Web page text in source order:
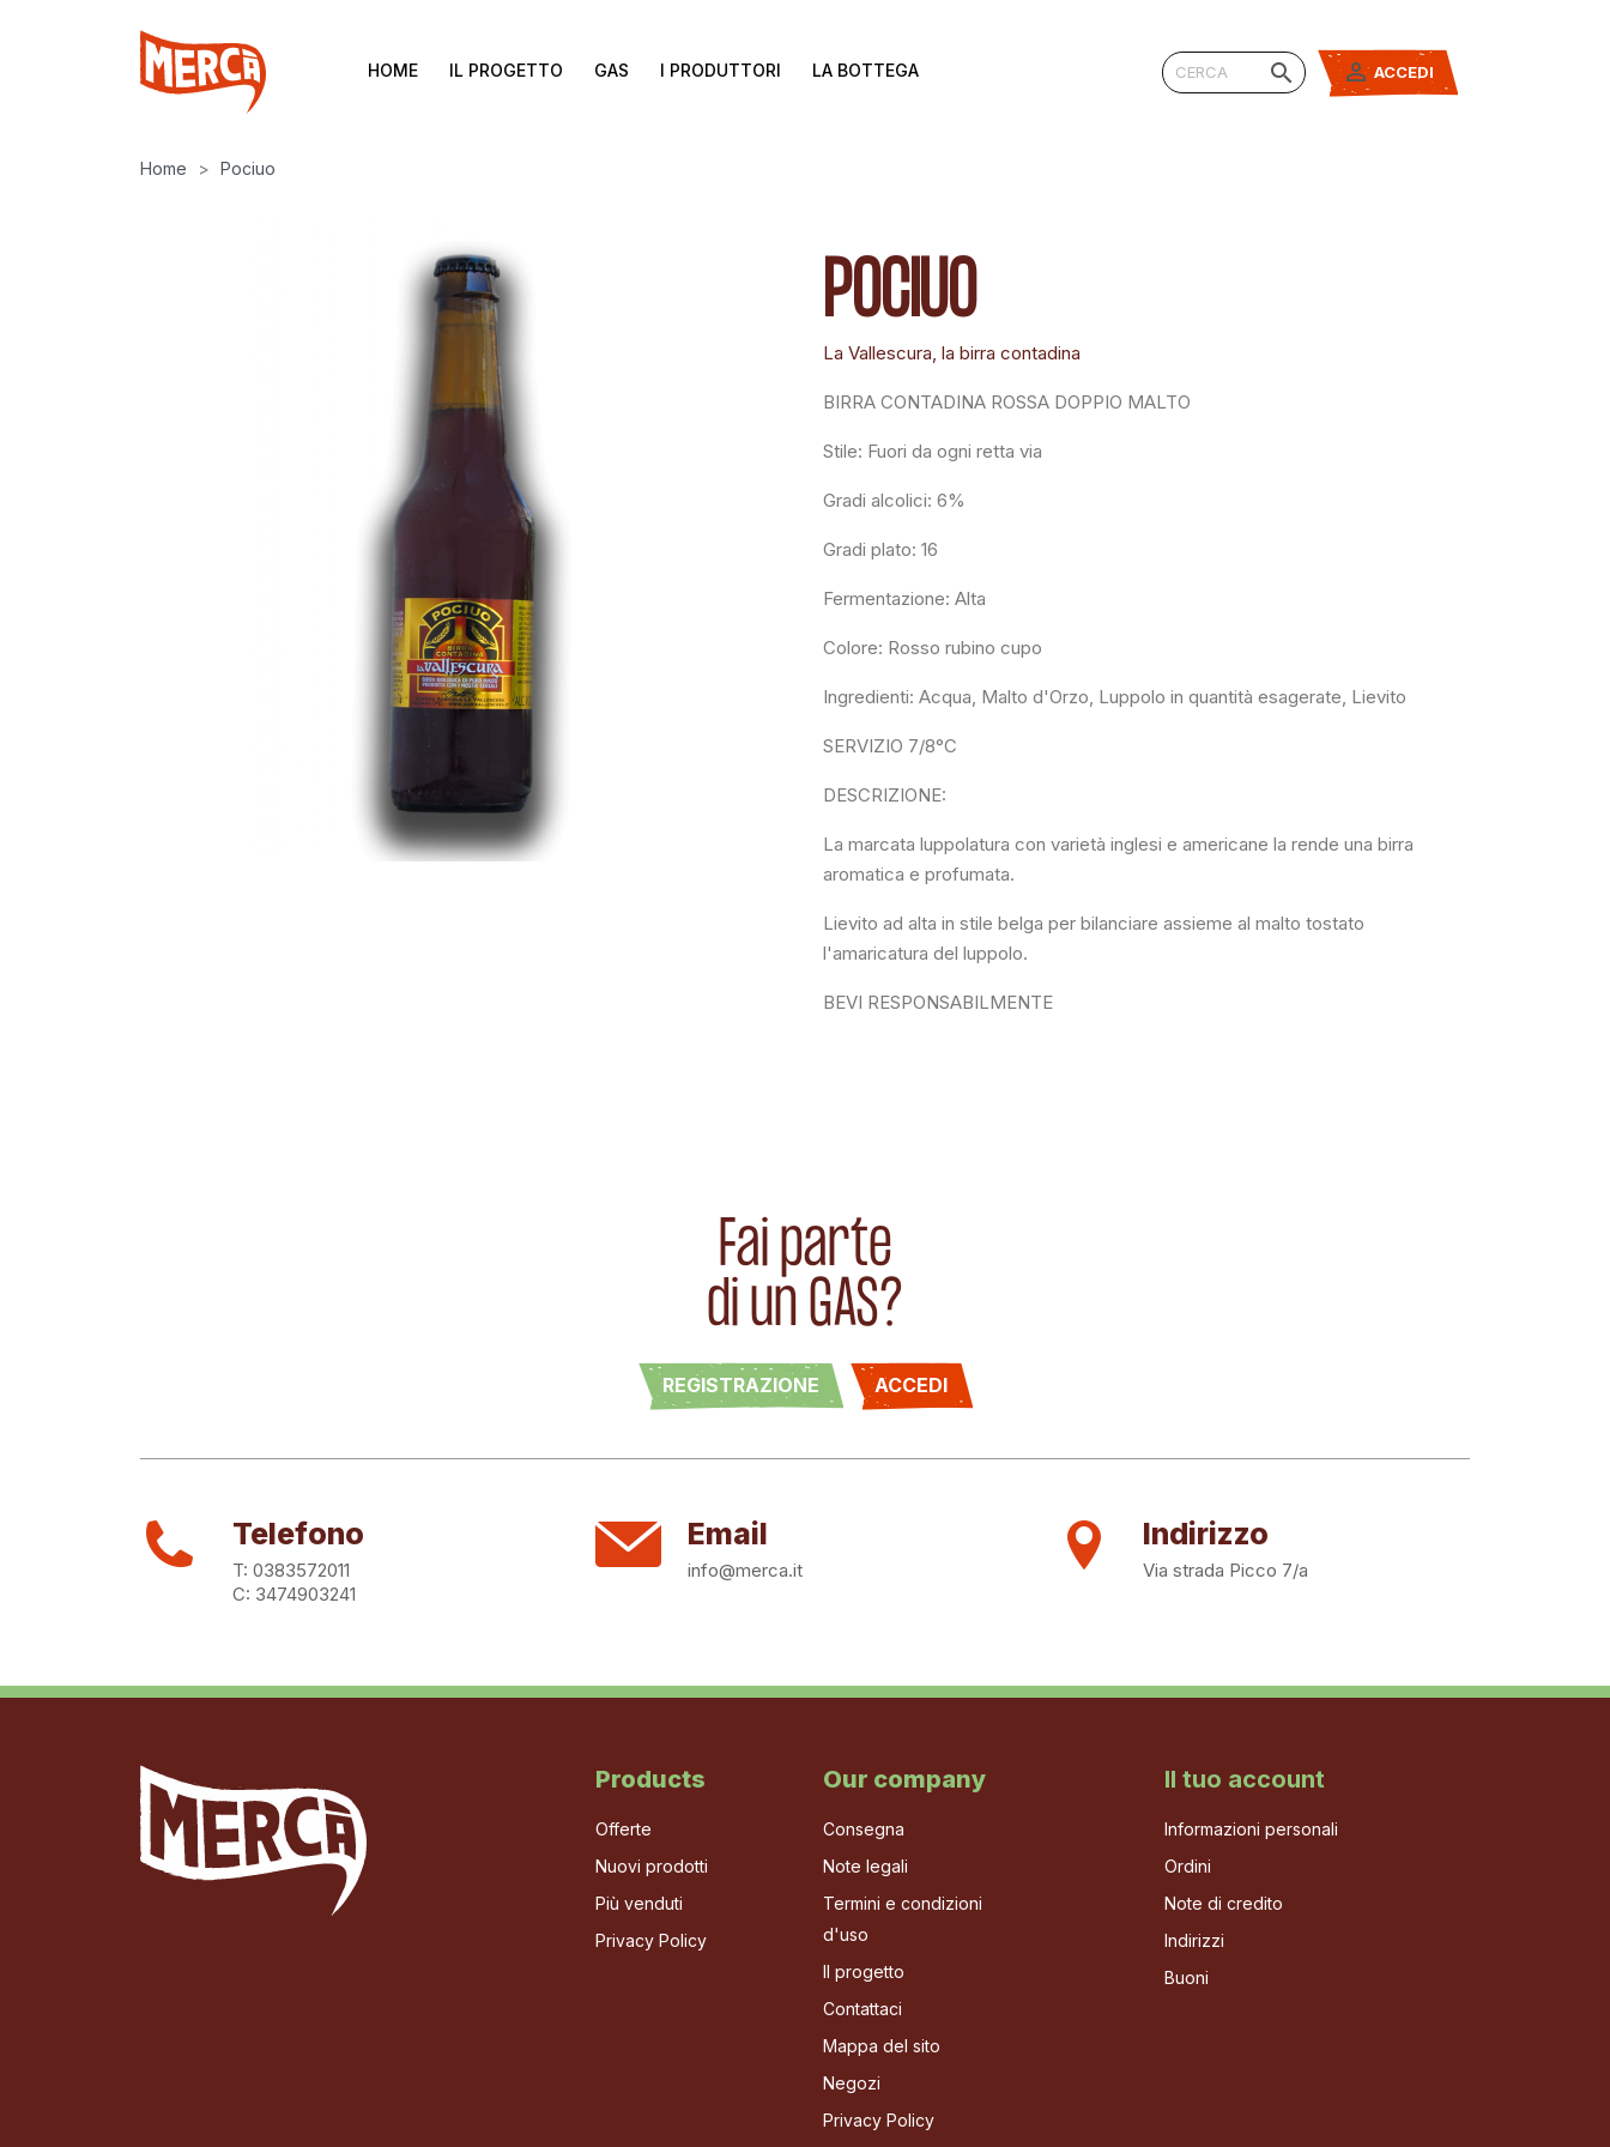
HOME IL PROGETTO GAS I PRODUTTORI LA BOTTEGA   ACCEDI
Home Pociuo
POCIUO
La Vallescura, la birra contadina
BIRRA CONTADINA ROSSA DOPPIO MALTO
Stile: Fuori da ogni retta via
Gradi alcolici: 6%
Gradi plato: 16
Fermentazione: Alta
Colore: Rosso rubino cupo
Ingredienti: Acqua, Malto d'Orzo, Luppolo in quantità esagerate, Lievito
SERVIZIO 7/8°C
DESCRIZIONE:
La marcata luppolatura con varietà inglesi e americane la rende una birra
aromatica e profumata.
Lievito ad alta in stile belga per bilanciare assieme al malto tostato
l'amaricatura del luppolo.
BEVI RESPONSABILMENTE
Fai parte
di un GAS?
REGISTRAZIONE ACCEDI
Telefono
T: 0383572011
C: 3474903241
Email
info@merca.it
Indirizzo
Via strada Picco 7/a
Products
Offerte
Nuovi prodotti
Più venduti
Privacy Policy
Our company
Consegna
Note legali
Termini e condizioni
d'uso
Il progetto
Contattaci
Mappa del sito
Negozi
Privacy Policy
Il tuo account
Informazioni personali
Ordini
Note di credito
Indirizzi
Buoni